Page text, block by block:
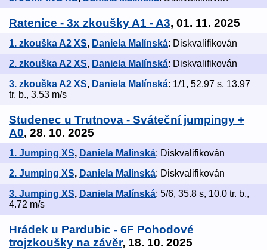
Ratenice - 3x zkoušky A1 - A3, 01. 11. 2025
1. zkouška A2 XS, Daniela Malínská: Diskvalifikován
2. zkouška A2 XS, Daniela Malínská: Diskvalifikován
3. zkouška A2 XS, Daniela Malínská: 1/1, 52.97 s, 13.97
tr. b., 3.53 m/s
Studenec u Trutnova - Sváteční jumpingy +
A0, 28. 10. 2025
1. Jumping XS, Daniela Malínská: Diskvalifikován
2. Jumping XS, Daniela Malínská: Diskvalifikován
3. Jumping XS, Daniela Malínská: 5/6, 35.8 s, 10.0 tr. b.,
4.72 m/s
Hrádek u Pardubic - 6F Pohodové
trojzkoušky na závěr, 18. 10. 2025